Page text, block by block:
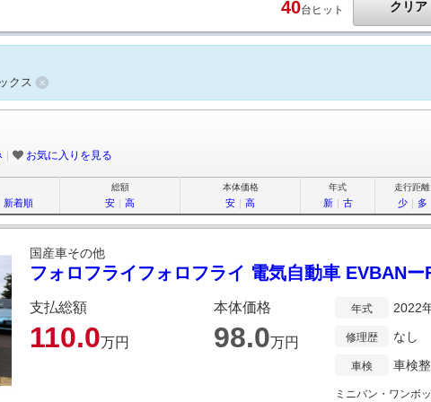
クリア
40台ヒット
クス
｜ お気に入りを見る
新着順
総額
安 ｜ 高
本体価格
安 ｜ 高
年式
新｜ 古
走行距離
少｜ 多
国産車その他
フォロフライフォロフライ 電気自動車 EVBAN
支払総額
110.0万円
本体価格
98.0万円
年式 2022
修理歴 なし
車検 車検
ミニバン・ワンボ